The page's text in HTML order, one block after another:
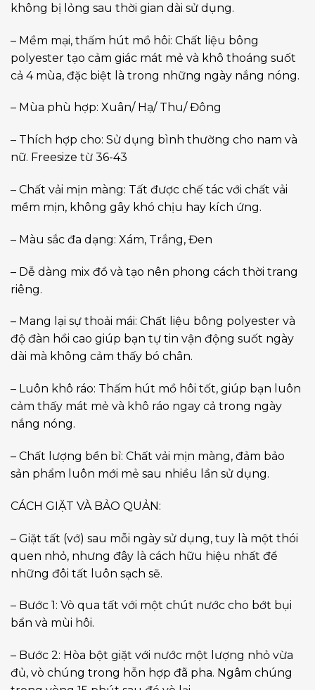
không bị lỏng sau thời gian dài sử dụng.
– Mềm mại, thấm hút mồ hôi: Chất liệu bông
polyester tạo cảm giác mát mẻ và khô thoáng suốt
cả 4 mùa, đặc biệt là trong những ngày nắng nóng.
– Mùa phù hợp: Xuân/ Hạ/ Thu/ Đông
– Thích hợp cho: Sử dụng bình thường cho nam và
nữ. Freesize từ 36-43
– Chất vải mịn màng: Tất được chế tác với chất vải
mềm mịn, không gây khó chịu hay kích ứng.
– Màu sắc đa dạng: Xám, Trắng, Đen
– Dễ dàng mix đồ và tạo nên phong cách thời trang
riêng.
– Mang lại sự thoải mái: Chất liệu bông polyester và
độ đàn hồi cao giúp bạn tự tin vận động suốt ngày
dài mà không cảm thấy bó chân.
– Luôn khô ráo: Thấm hút mồ hôi tốt, giúp bạn luôn
cảm thấy mát mẻ và khô ráo ngay cả trong ngày
nắng nóng.
– Chất lượng bền bỉ: Chất vải mịn màng, đảm bảo
sản phẩm luôn mới mẻ sau nhiều lần sử dụng.
CÁCH GIẶT VÀ BẢO QUẢN:
– Giặt tất (vớ) sau mỗi ngày sử dụng, tuy là một thói
quen nhỏ, nhưng đây là cách hữu hiệu nhất để
những đôi tất luôn sạch sẽ.
– Bước 1: Vò qua tất với một chút nước cho bớt bụi
bẩn và mùi hôi.
– Bước 2: Hòa bột giặt với nước một lượng nhỏ vừa
đủ, vò chúng trong hỗn hợp đã pha. Ngâm chúng